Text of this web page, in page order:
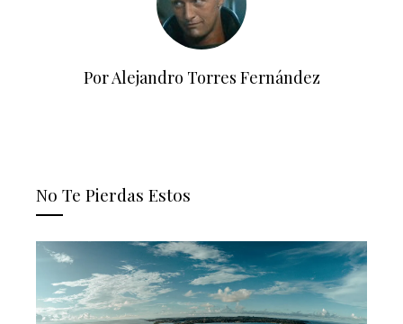
Por Alejandro Torres Fernández
No Te Pierdas Estos